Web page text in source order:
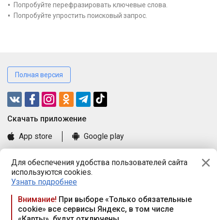
Для обеспечения удобства пользователей сайта
используются cookies.
Узнать подробнее
Внимание! При выборе «Только обязательные
cookie» все сервисы Яндекс, в том числе
Попробуйте перефразировать ключевые слова.
Попробуйте упростить поисковый запрос.
Полная версия
Cкачать приложение
App store
Google play
Книга замечаний и предложений
Правила и документы
Praca.by © 2000—2026, ООО «ПРАЦА БАЙ»
Республика Беларусь, 220114, г. Минск, пр-т Независимости
117а, пом. № 9.